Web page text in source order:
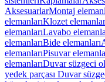
AksesuarlarMontaj
elemanlarıKlozet
elemanlarıLavabo
elemanlarıBide elemanları
elemanlarıPisuvar
elemanlarıDuvar süzgeci
yedek parçası Duvar